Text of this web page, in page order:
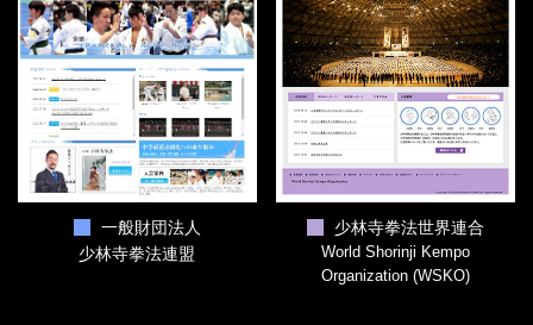
一般財団法人
少林寺拳法連盟
少林寺拳法世界連合
World Shorinji Kempo
Organization (WSKO)